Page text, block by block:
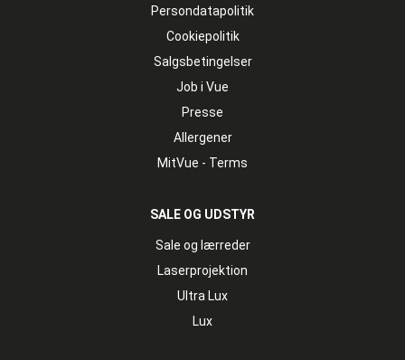
Persondatapolitik
Cookiepolitik
Salgsbetingelser
Job i Vue
Presse
Allergener
MitVue - Terms
SALE OG UDSTYR
Sale og lærreder
Laserprojektion
Ultra Lux
Lux